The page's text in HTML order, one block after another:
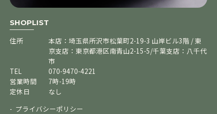
SHOPLIST
住所
本店：埼玉県所沢市松葉町2-19-3 山岸ビル3階 / 東
京支店：東京都港区南青山2-15-5/千葉支店：八千代
市
TEL
070-9470-4221
営業時間
7時-19時
定休日
なし
プライバシーポリシー